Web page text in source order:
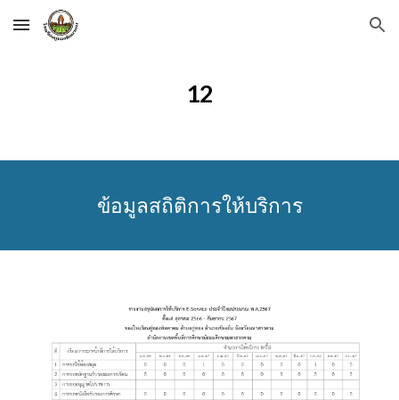
Skip to main content Skip to navigation
12
ข้อมูลสถิติการให้บริการ